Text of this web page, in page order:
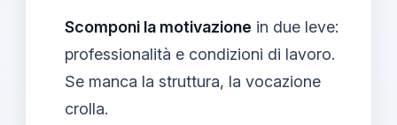
Scomponi la motivazione in due leve:
professionalità e condizioni di lavoro.
Se manca la struttura, la vocazione
crolla.